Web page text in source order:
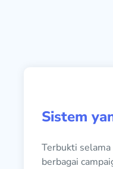
Sistem
Terbukti
berbagai